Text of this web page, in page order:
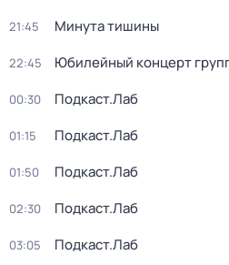
21:45 Минута тишины
22:45 Юбилейный концерт
00:30 Подкаст.Лаб
01:15 Подкаст.Лаб
01:50 Подкаст.Лаб
02:30 Подкаст.Лаб
03:05 Подкаст.Лаб